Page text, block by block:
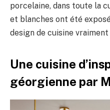
porcelaine, dans toute la
et blanches ont été
design de cuisine
Une cuisine
géorgienne par